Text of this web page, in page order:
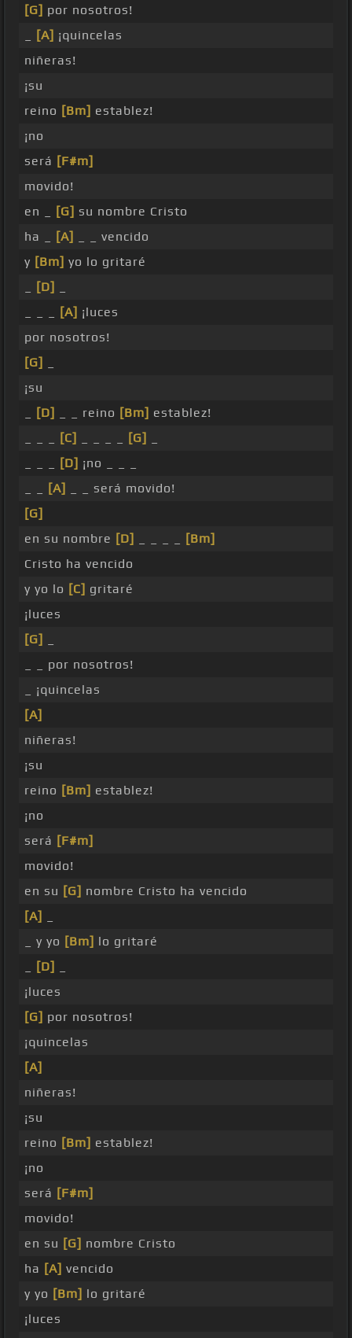
[G] por nosotros!
[A] ¡quincelas
niñeras!
¡su
reino [Bm] establez!
¡no
será [F#m]
movido!
en _
[G] su nombre Cristo
ha _
[A]
_ _ vencido
y [Bm] yo lo gritaré
[D]
[A] ¡luces
por nosotros!
[G]
¡su
[D] _ _ reino [Bm] establez!
[C] [G]
[D] ¡no _ _ _
[A]
_ _ será movido!
[G]
en su nombre [D]
[Bm]
Cristo ha vencido
y yo lo [C] gritaré
¡luces
[G]
_ _ por nosotros!
_ ¡quincelas
[A]
niñeras!
¡su
reino [Bm] establez!
¡no
será [F#m]
movido!
en su [G] nombre Cristo ha vencido
[A]
_ y yo [Bm] lo gritaré
[D]
¡luces
[G] por nosotros!
¡quincelas
[A]
niñeras!
¡su
reino [Bm] establez!
¡no
será [F#m]
movido!
en su [G] nombre Cristo
ha [A] vencido
y yo [Bm] lo gritaré
¡luces